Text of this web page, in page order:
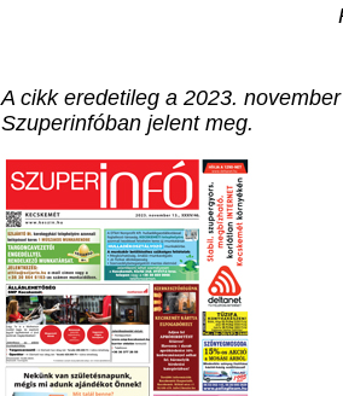
A cikk eredetileg a 2023.
Szuperinfóban jelent meg.